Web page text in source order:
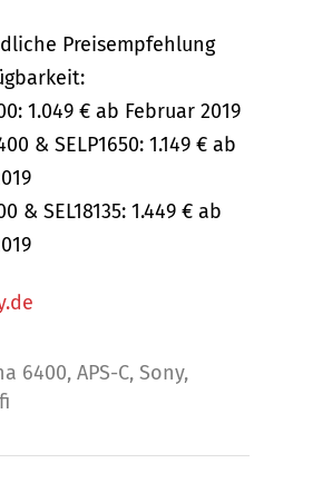
Preisempfehlung
1.049 € ab Februar 2019
& SELP1650: 1.149 € ab
& SEL18135: 1.449 € ab
6400, APS-C, Sony,